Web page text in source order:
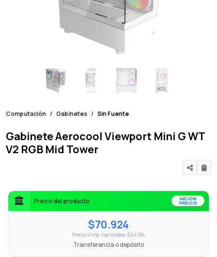
Computación Gabinetes Sin Fuente
Gabinete Aerocool Viewport Mini G WT
V2 RGB Mid Tower
Precio del producto MEJOR
PRECIO
$70.924
Precio s/imp. nacionales: $64.184
Transferencia o depósito